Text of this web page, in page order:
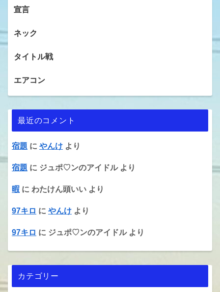
宣言
ネック
タイトル戦
エアコン
最近のコメント
宿題 に やんけ より
宿題 に ジュポ♡ンのアイドルより
暇 に わたけん頭いい より
97キロ に やんけ より
97キロ に ジュポ♡ンのアイドルより
カテゴリー